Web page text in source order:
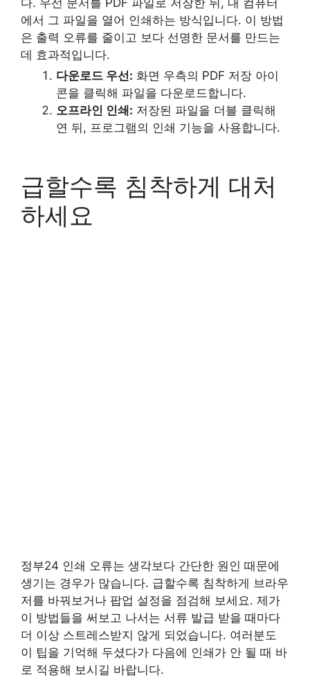
에서 그 파일을 열어 인쇄하는 방식입니다. 이 방법
은 출력 오류를 줄이고 보다 선명한 문서를 만드는
데 효과적입니다.
다운로드 우선: 화면 우측의 PDF 저장 아이
콘을 클릭해 파일을 다운로드합니다.
오프라인 인쇄: 저장된 파일을 더블 클릭해
연 뒤, 프로그램의 인쇄 기능을 사용합니다.
급할수록 침착하게 대처
하세요
정부24 인쇄 오류는 생각보다 간단한 원인 때문에
생기는 경우가 많습니다. 급할수록 침착하게 브라우
저를 바꿔보거나 팝업 설정을 점검해 보세요. 제가
이 방법들을 써보고 나서는 서류 발급 받을 때마다
더 이상 스트레스받지 않게 되었습니다. 여러분도
이 팁을 기억해 두셨다가 다음에 인쇄가 안 될 때 바
로 적용해 보시길 바랍니다.